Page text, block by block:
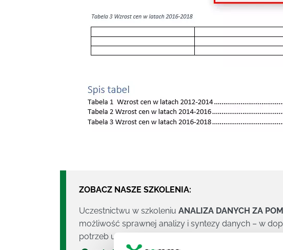
ZOBACZ NASZE SZKOLENIA:
Uczestnictwu w szkoleniu ANALIZA DANYCH ZA
możliwość sprawnej analizy i syntezy danych – w
potrzeb uczestnika i firmy.